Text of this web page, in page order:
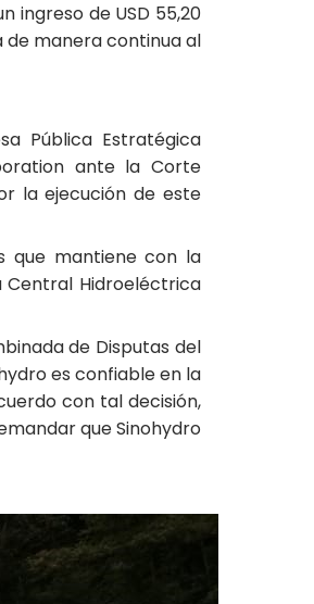
ingreso de USD 55,20
de manera continua al
Pública Estratégica
ante la Corte
la ejecución de este
que mantiene con la
Central Hidroeléctrica
de Disputas del
es confiable en la
con tal decisión,
que Sinohydro